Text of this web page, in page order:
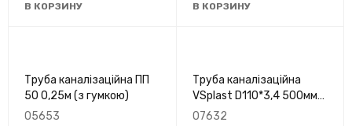
В КОРЗИНУ В КОРЗИНУ
Труба каналізаційна ПП
50 0,25м (з гумкою)
05653
Труба каналізаційна
VSplast D110*3,4 500мм
зовнішня оранж.
07632